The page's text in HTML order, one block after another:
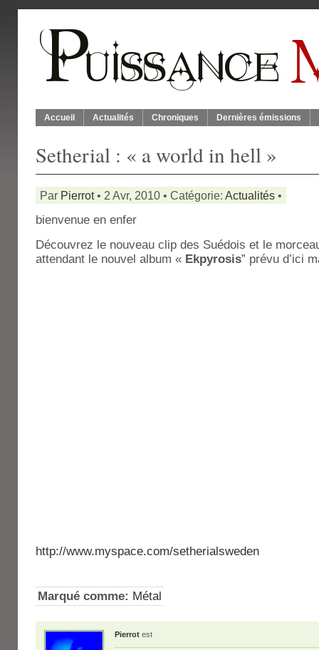
Accueil Actualités Chroniques Dernières émissions
Setherial : « a world in hell »
Par Pierrot• 2 Avr, 2010 • Catégorie: Actualités •
bienvenue en enfer
Découvrez le nouveau clip des Suédois et le
attendant le nouvel album « Ekpyrosis” prévu d’ici
http://www.myspace.com/setherialsweden
Marqué comme: Métal
Pierrot est